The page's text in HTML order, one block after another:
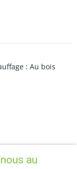
: Au bois
au